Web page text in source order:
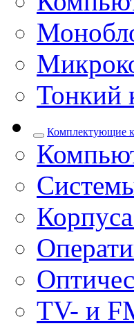
Тонкий
Комплектующие
ТV- и